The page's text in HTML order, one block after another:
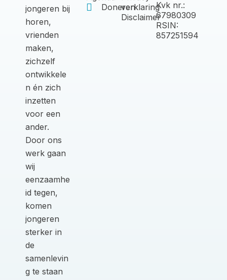
jongeren bij
horen,
vrienden
maken,
zichzelf
ontwikkele
n én zich
inzetten
voor een
ander.
Door ons
werk gaan
wij
eenzaamhe
id tegen,
komen
jongeren
sterker in
de
samenlevin
g te staan
Donerenverklaring
Disclaimer
Kvk nr.:
67980309
RSIN:
857251594